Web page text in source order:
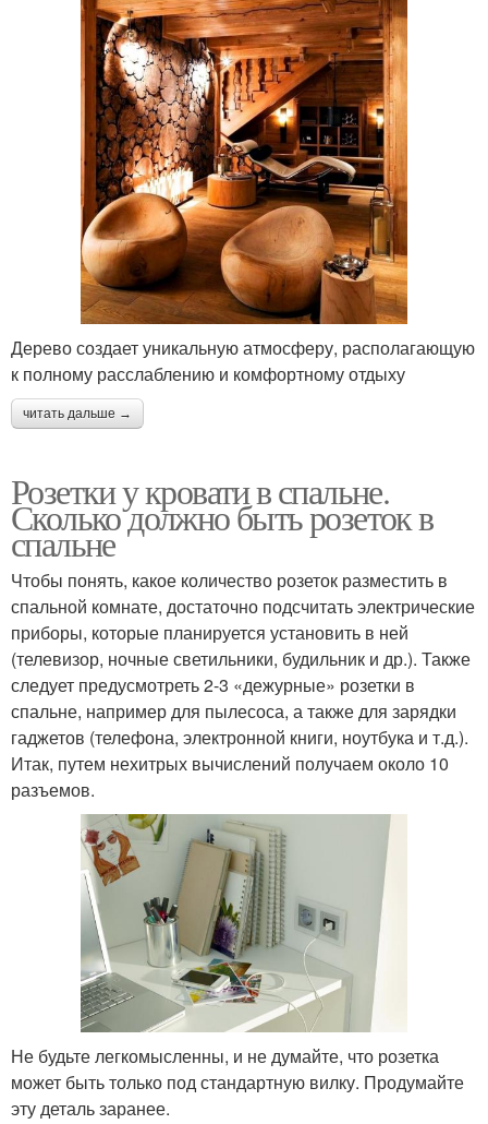
Дерево создает уникальную атмосферу, располагающую
к полному расслаблению и комфортному отдыху
читать дальше →
Розетки у кровати в спальне.
Сколько должно быть розеток в
спальне
Чтобы понять, какое количество розеток разместить в
спальной комнате, достаточно подсчитать электрические
приборы, которые планируется установить в ней
(телевизор, ночные светильники, будильник и др.). Также
следует предусмотреть 2-3 «дежурные» розетки в
спальне, например для пылесоса, а также для зарядки
гаджетов (телефона, электронной книги, ноутбука и т.д.).
Итак, путем нехитрых вычислений получаем около 10
разъемов.
Не будьте легкомысленны, и не думайте, что розетка
может быть только под стандартную вилку. Продумайте
эту деталь заранее.